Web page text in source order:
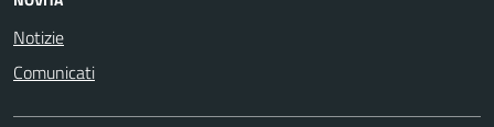
Notizie
Comunicati